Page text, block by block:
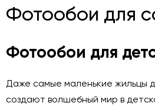
Фотообои для
Фотообои для
Даже самые маленькие жильцы
создают волшебный мир в